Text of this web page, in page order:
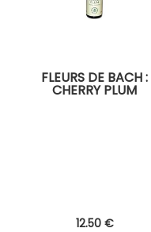
FLEURS DE BACH :
CHERRY PLUM
12.50 €